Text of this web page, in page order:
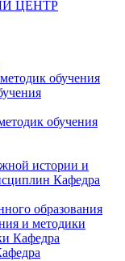
ЦЕНТР
обучения
обучения
истории и
Кафедра
образования
и методики
Кафедра